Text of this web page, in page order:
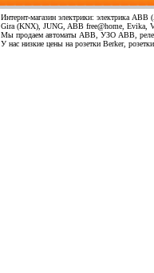
Интернт-магазин электрики: электрика
Gira (KNX), JUNG, ABB free@home, Evika,
Мы продаем автоматы ABB, УЗО ABB, реле
У нас низкие цены на розетки Berker,